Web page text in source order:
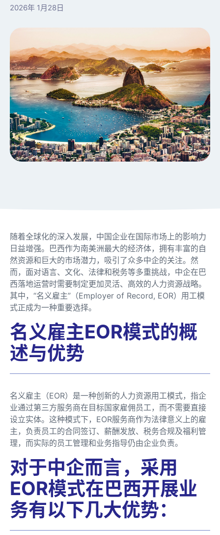
2026年 1月28日
随着全球化的深入发展，中国企业在国际市场上的影响力
日益增强。巴西作为南美洲最大的经济体，拥有丰富的自
然资源和巨大的市场潜力，吸引了众多中企的关注。然
而，面对语言、文化、法律和税务等多重挑战，中企在巴
西落地运营时需要制定更加灵活、高效的人力资源战略。
其中，“名义雇主”（Employer of Record, EOR）用工模
式正成为一种重要选择。
名义雇主EOR模式的概
述与优势
名义雇主（EOR）是一种创新的人力资源用工模式，指企
业通过第三方服务商在目标国家雇佣员工，而不需要直接
设立实体。这种模式下，EOR服务商作为法律意义上的雇
主，负责员工的合同签订、薪酬发放、税务合规及福利管
理，而实际的员工管理和业务指导仍由企业负责。
对于中企而言，采用
EOR模式在巴西开展业
务有以下几大优势：